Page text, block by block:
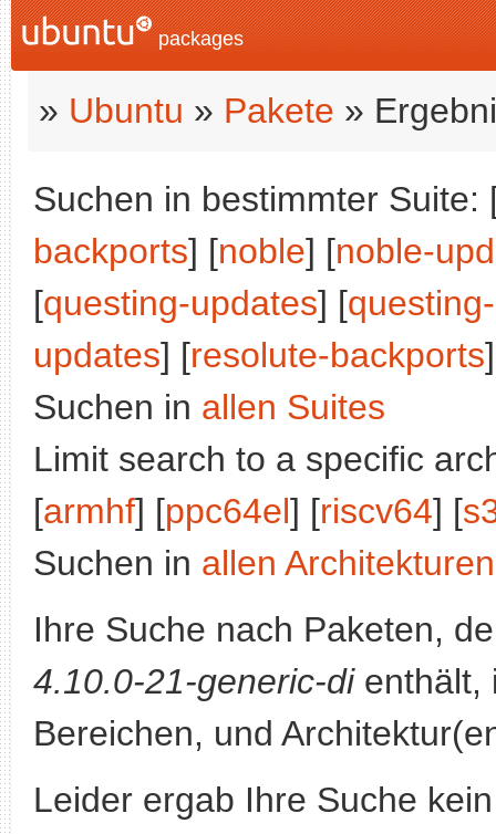
packages
» Ubuntu » Pakete »
Suchen in bestimmter Suite:
backports] [noble] [noble-
[questing-updates] [
updates] [resolute-backports
Suchen in allen Suites
Limit search to a specific
[armhf] [ppc64el] [riscv64] [
Suchen in allen Architekturen
Ihre Suche nach Paketen,
4.10.0-21-generic-dienthält,
Bereichen, und
Leider ergab Ihre Suche